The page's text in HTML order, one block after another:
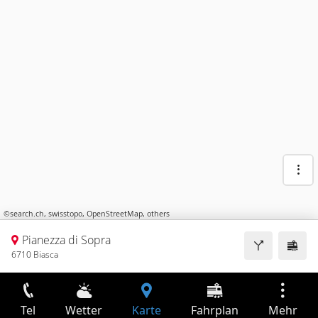
©search.ch, swisstopo, OpenStreetMap, others
Pianezza di Sopra
6710 Biasca
Tel Wetter Karte Fahrplan Mehr